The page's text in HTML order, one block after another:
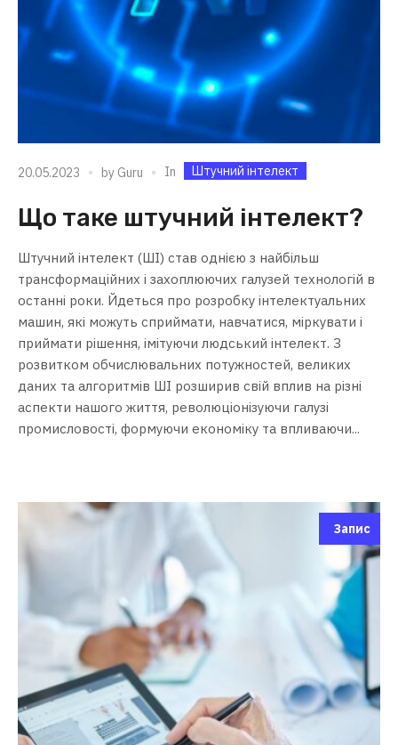
20.05.2023 by Guru In Штучний інтелект
Що таке штучний інтелект?
Штучний інтелект (ШІ) став однією з найбільш
трансформаційних і захоплюючих галузей технологій в
останні роки. Йдеться про розробку інтелектуальних
машин, які можуть сприймати, навчатися, міркувати і
приймати рішення, імітуючи людський інтелект. З
розвитком обчислювальних потужностей, великих
даних та алгоритмів ШІ розширив свій вплив на різні
аспекти нашого життя, революціонізуючи галузі
промисловості, формуючи економіку та впливаючи...
Запис